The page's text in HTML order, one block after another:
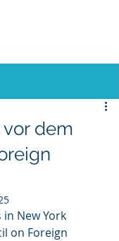
dem
New York
on Foreign